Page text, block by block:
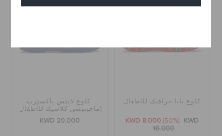
كلوغ بايا جرافيك للأطفال
KWD 8.000 (50%)
KWD
16.000
كلوغ لايتس باكسترب
إماجينيشن كلاسيك للأطفال
KWD 20.000